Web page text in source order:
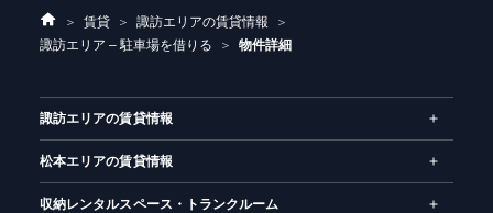
ホ
ー
賃貸
諏訪エリアの賃貸情報
諏訪エリア – 駐車場を借りる
物件詳細
諏訪エリアの賃貸情報
松本エリアの賃貸情報
収納レンタルスペース・トランクルーム